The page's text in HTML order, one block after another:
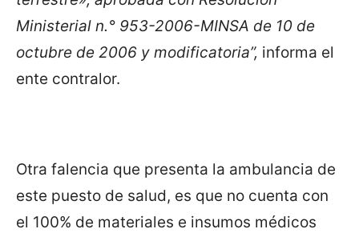
Ministerial n.° 953-2006-MINSA de 10 de
octubre de 2006 y modificatoria”, informa el
ente contralor.
Otra falencia que presenta la ambulancia de
este puesto de salud, es que no cuenta con
el 100% de materiales e insumos médicos